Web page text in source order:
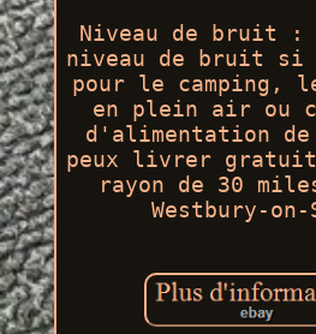
Niveau de bruit :
niveau de bruit si
pour le camping,
en plein air ou
d'alimentation
peux livrer
rayon de 30
Westbury-on-